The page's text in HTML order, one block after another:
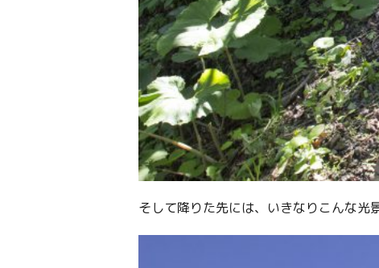
そして降りた先には、いきなりこんな光